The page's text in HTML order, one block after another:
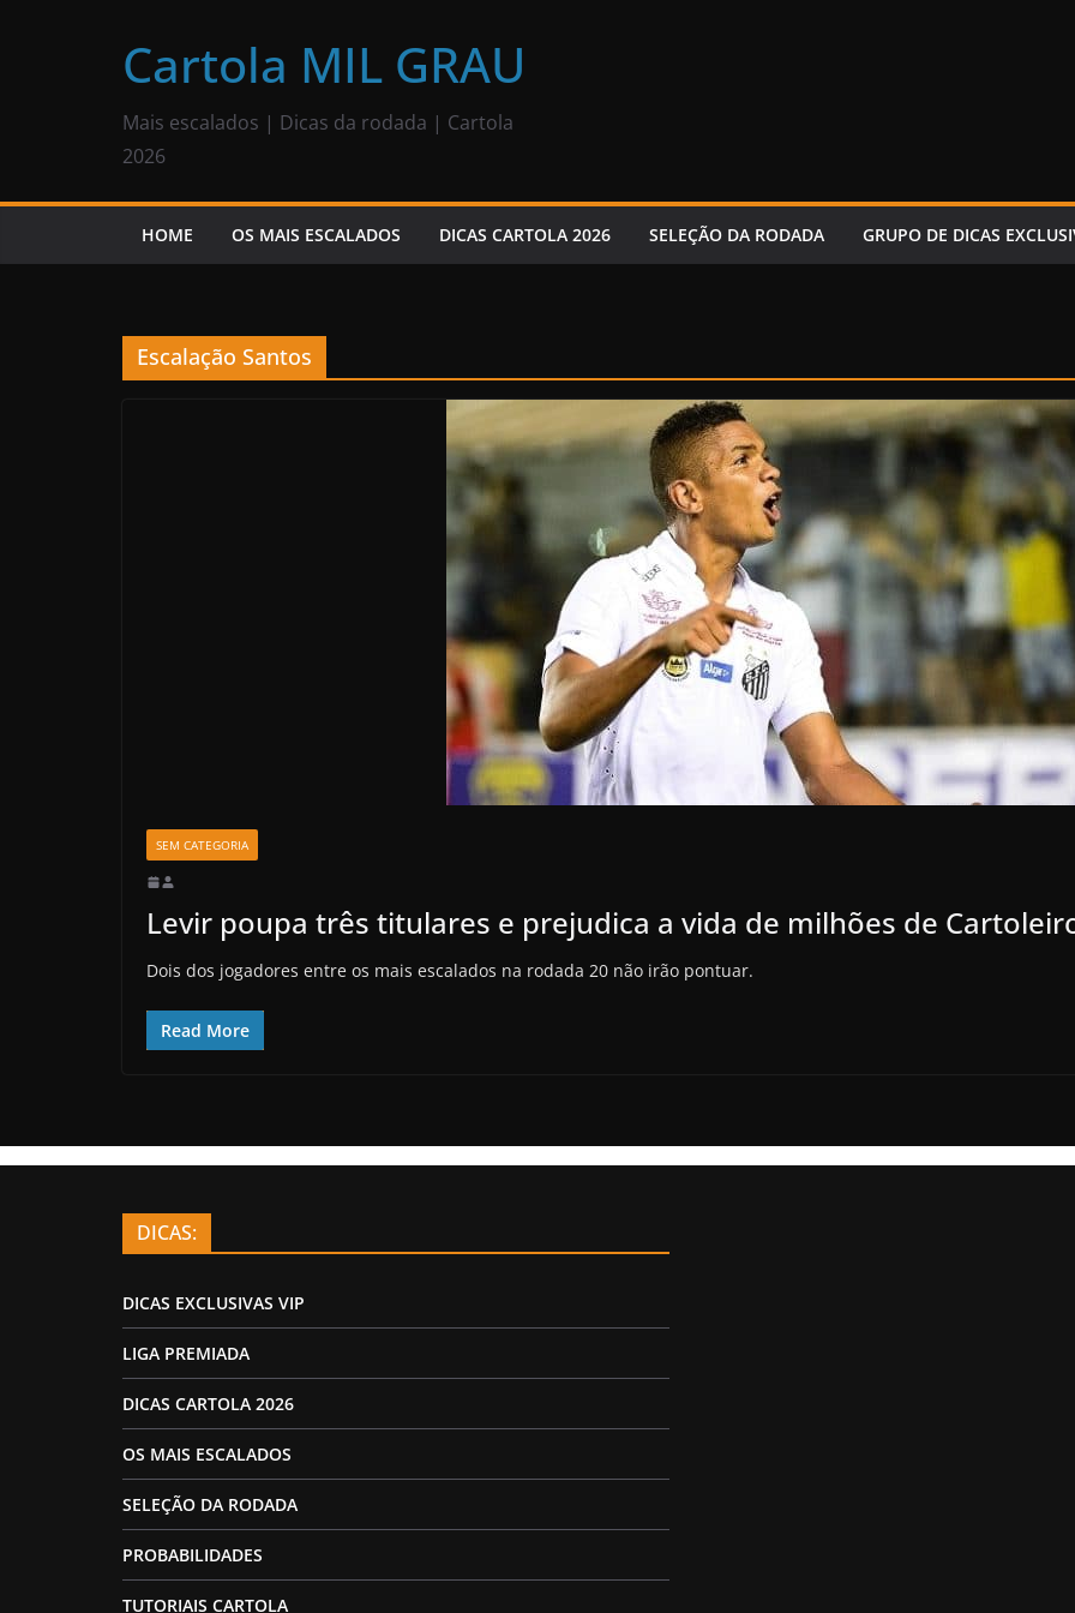
Cartola MIL GRAU
Mais escalados | Dicas da rodada | Cartola
2026
HOME OS MAIS ESCALADOS DICAS CARTOLA 2026 SELEÇÃO DA RODADA GRUPO DE DICAS
Escalação Santos
SEM CATEGORIA
Levir poupa três titulares e prejudica a vida de milhões de
Dois dos jogadores entre os mais escalados na rodada 20 não irão pontuar.
Read More
DICAS:
DICAS EXCLUSIVAS VIP
LIGA PREMIADA
DICAS CARTOLA 2026
OS MAIS ESCALADOS
SELEÇÃO DA RODADA
PROBABILIDADES
TUTORIAIS CARTOLA